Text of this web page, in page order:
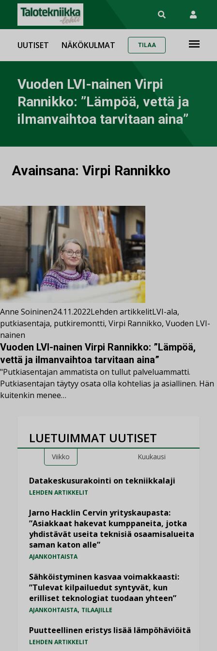
UUTISET NÄKÖKULMAT TILAA
Vuoden LVI-nainen Virpi
Rannikko: ”Lämpöä, vettä ja
ilmanvaihtoa tarvitaan aina”
Avainsana: Virpi Rannikko
Anne Soininen24.11.2022Lehden artikkelitLVI-ala,
putkiasentaja, putkiremontti, Virpi Rannikko, Vuoden LVI-
nainen
Vuoden LVI-nainen Virpi Rannikko: ”Lämpöä,
vettä ja ilmanvaihtoa tarvitaan aina”
"Putkiasentajan ammatista on tullut palveluammatti.
Putkiasentajan täytyy osata olla kohtelias ja asiallinen. Hän
kuitenkin menee…
LUETUIMMAT UUTISET
Viikko Kuukausi
Datakeskusurakointi on tekniikkalaji
LEHDEN ARTIKKELIT
Jarno Hacklin Cervin yrityskaupasta:
”Asiakkaat hakevat kumppaneita, jotka
yhdistävät useita teknisiä osaamisalueita
saman katon alle”
AJANKOHTAISTA
Sähköistyminen kasvaa voimakkaasti:
”Tulevat kilpailuedut syntyvät, kun
erilliset teknologiat tuodaan yhteen”
AJANKOHTAISTA, TILAAJILLE
Puutteellinen eristys lisää lämpöhäviöitä
LEHDEN ARTIKKELIT